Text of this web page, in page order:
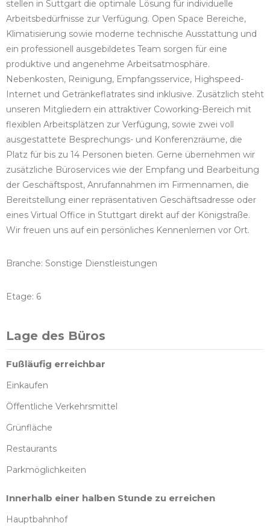
stellen in Suttgart die optimale Lösung für individuelle
Arbeitsbedürfnisse zur Verfügung. Open Space Bereiche,
Klimatisierung sowie moderne technische Ausstattung und
ein professionell ausgebildetes Team sorgen für eine
produktive und angenehme Arbeitsatmosphäre.
Nebenkosten, Reinigung, Empfangsservice, Highspeed-
Internet und Getränkeflatrates sind inklusive. Zusätzlich steht
unseren Mitgliedern ein attraktiver Coworking-Bereich mit
flexiblen Arbeitsplätzen zur Verfügung, sowie zwei voll
ausgestattete Besprechungs- und Konferenzräume, die
Platz für bis zu 14 Personen bieten. Gerne übernehmen wir
zusätzliche Büroservices wie der Empfang und Bearbeitung
der Geschäftspost, Anrufannahmen im Firmennamen, die
Bereitstellung einer repräsentativen Geschäftsadresse oder
eines Virtual Office in Stuttgart direkt auf der Königstraße.
Wir freuen uns auf ein persönliches Kennenlernen vor Ort.
Branche: Sonstige Dienstleistungen
Etage: 6
Lage des Büros
Fußläufig erreichbar
Einkaufen
Öffentliche Verkehrsmittel
Grünfläche
Restaurants
Parkmöglichkeiten
Innerhalb einer halben Stunde zu erreichen
Hauptbahnhof